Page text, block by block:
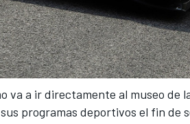
va a ir directamente al museo de
programas deportivos el fin de